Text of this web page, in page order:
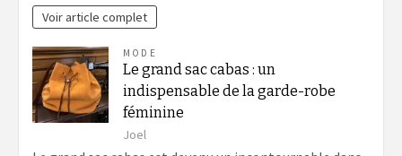
Voir article complet
MODE
Le grand sac cabas : un
indispensable de la garde-robe
féminine
Joel